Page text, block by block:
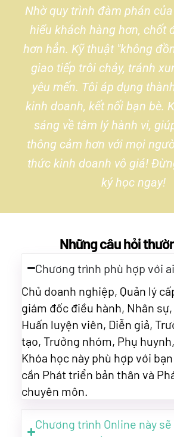
Nhờ quy trình đàm phán
hiểu khách hàng hơn, chốt
hơn hẳn. Kỹ thuật "không
giao tiếp trôi chảy, tránh
yêu mến. Tôi áp dụng
kinh doanh, kết nối bạn bè.
sáng về tâm lý hành vi,
thông cảm hơn với mọi
thức kinh doanh vô giá!
ký học ngay!
Những câu hỏi
Chương trình phù hợp với
Chủ doanh nghiệp, Quản lý
giám đốc điều hành, Nhân
Huấn luyện viên, Diễn giả,
tạo, Trưởng nhóm, Phụ
Khóa học này phù hợp với
cần Phát triển bản thân và
chuyên môn.
Chương trình Online này